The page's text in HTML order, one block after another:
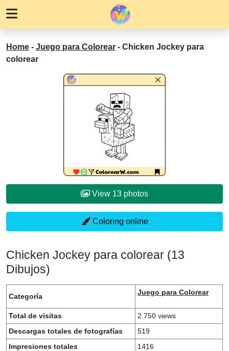
Home - Juego para Colorear - Chicken Jockey para
colorear
View 13 photos
Coloring online
Chicken Jockey para colorear (13
Dibujos)
Categoría Juego para Colorear
Total de visitas
2.750 views
Descargas totales de fotografías
519
Impresiones totales
1416